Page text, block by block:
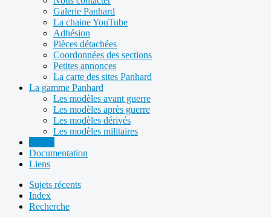
Galerie Panhard
La chaine YouTube
Adhésion
Pièces détachées
Coordonnées des sections
Petites annonces
La carte des sites Panhard
La gamme Panhard
Les modèles avant guerre
Les modèles après guerre
Les modèles dérivés
Les modèles militaires
Documentation
Liens
Sujets récents
Index
Recherche